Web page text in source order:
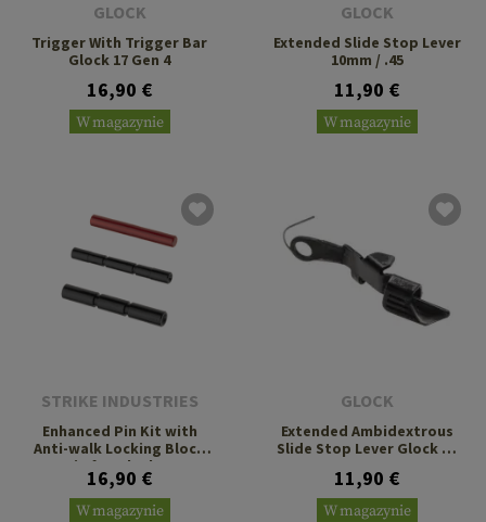
GLOCK
Trigger With Trigger Bar
Glock 17 Gen 4
16,90 €
W magazynie
GLOCK
Extended Slide Stop Lever
10mm / .45
11,90 €
W magazynie
STRIKE INDUSTRIES
Enhanced Pin Kit with
Anti-walk Locking Block
Pin for Glock 17
16,90 €
W magazynie
GLOCK
Extended Ambidextrous
Slide Stop Lever Glock 34
11,90 €
W magazynie